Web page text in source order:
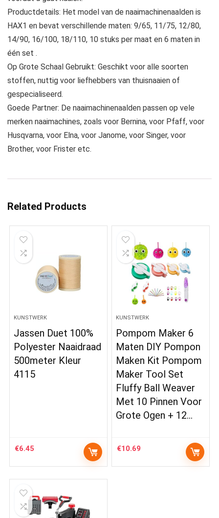
Productdetails: Het model van de naaimachinenaalden is
HAX1 en bevat verschillende maten: 9/65, 11/75, 12/80,
14/90, 16/100, 18/110, 10 stuks per maat en 6 maten in
één set .
Op Grote Schaal Gebruikt: Geschikt voor alle soorten
stoffen, nuttig voor liefhebbers van thuisnaaien of
gespecialiseerd.
Goede Partner: De naaimachinenaalden passen op vele
merken naaimachines, zoals voor Bernina, voor Pfaff, voor
Husqvarna, voor Elna, voor Janome, voor Singer, voor
Brother, voor Frister etc.
Related Products
KUNSTWERK
Jassen Duet 100%
Polyester Naaidraad
500meter Kleur
4115
€6.45
KUNSTWERK
Pompom Maker 6
Maten DIY Pompon
Maken Kit Pompom
Maker Tool Set
Fluffy Ball Weaver
Met 10 Pinnen Voor
Grote Ogen + 12…
€10.69